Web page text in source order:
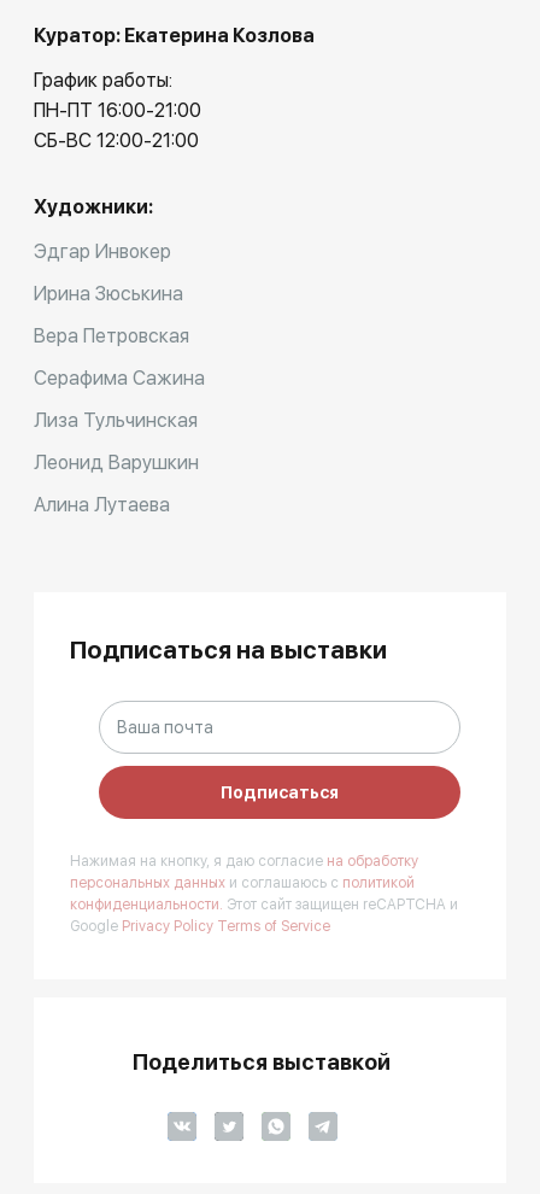
Куратор: Екатерина Козлова
График работы:
ПН-ПТ 16:00-21:00
СБ-ВС 12:00-21:00
Художники:
Эдгар Инвокер
Ирина Зюськина
Вера Петровская
Серафима Сажина
Лиза Тульчинская
Леонид Варушкин
Алина Лутаева
Подписаться на выставки
Подписаться
Нажимая на кнопку, я даю согласие на обработку
персональных данных и соглашаюсь с политикой
конфиденциальности. Этот сайт защищен reCAPTCHA и
Google Privacy Policy Terms of Service
Поделиться выставкой